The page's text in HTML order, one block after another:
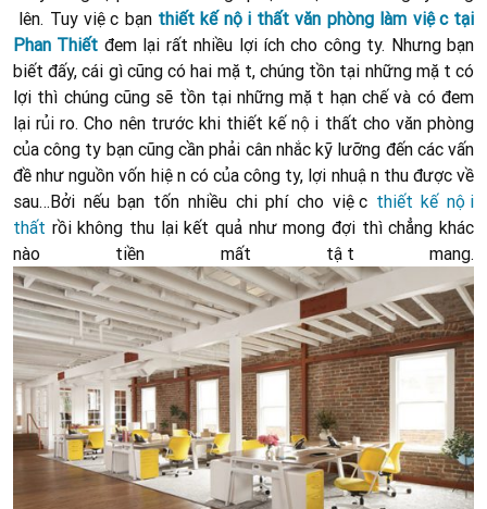
lên. Tuy việc bạn thiết kế nội thất văn phòng làm việc tại
Phan Thiết đem lại rất nhiều lợi ích cho công ty. Nhưng bạn
biết đấy, cái gì cũng có hai mặt, chúng tồn tại những mặt có
lợi thì chúng cũng sẽ tồn tại những mặt hạn chế và có đem
lại rủi ro. Cho nên trước khi thiết kế nội thất cho văn phòng
của công ty bạn cũng cần phải cân nhắc kỹ lưỡng đến các vấn
đề như nguồn vốn hiện có của công ty, lợi nhuận thu được về
sau…Bởi nếu bạn tốn nhiều chi phí cho việc thiết kế nội
thất rồi không thu lại kết quả như mong đợi thì chẳng khác
nào tiền mất tật mang.